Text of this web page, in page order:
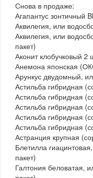
Снова в продаже:
Агапантус зонтичный
Аквилегия, или
Аквилегия, или
пакет)
Аконит клобучковый 2
Анемона японская
Арункус двудомный,
Астильба гибридная
Астильба гибридная
Астильба гибридная
Астильба гибридная
Астильба гибридная
Астранция крупная
Блетилла
пакет)
Галтония беловатая,